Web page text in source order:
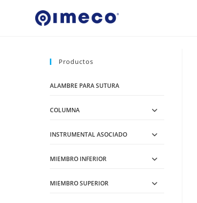
Productos
ALAMBRE PARA SUTURA
COLUMNA
INSTRUMENTAL ASOCIADO
MIEMBRO INFERIOR
MIEMBRO SUPERIOR